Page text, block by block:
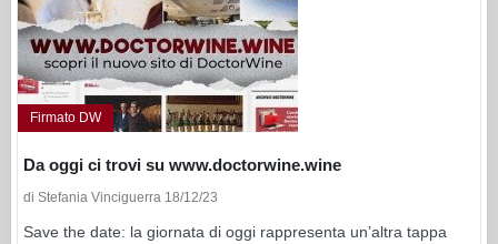
Firmato DW
Da oggi ci trovi su www.doctorwine.wine
di Stefania Vinciguerra 18/12/23
Save the date: la giornata di oggi rappresenta un’altra tappa